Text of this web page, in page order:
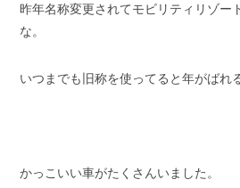
昨年名称変更されてモビリティリゾー
な。
いつまでも旧称を使ってると年がばれ
かっこいい車がたくさんいました。